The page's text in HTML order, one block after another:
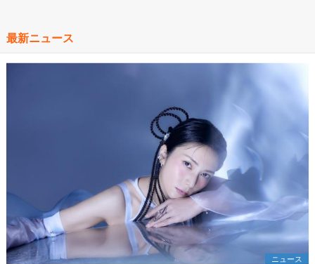
最新ニュース
ニュース